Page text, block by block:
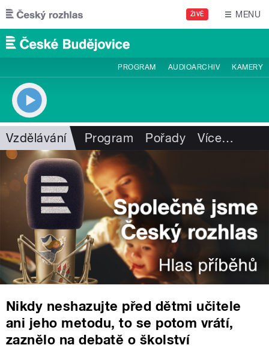
Přejít k hlavnímu obsahu
ŽIVĚ MENU
PROGRAM AUDIOARCHIV KAMERY
Vzdělávání Program Pořady Více…
Nikdy neshazujte před dětmi učitele
ani jeho metodu, to se potom vrátí,
zaznělo na debatě o školství